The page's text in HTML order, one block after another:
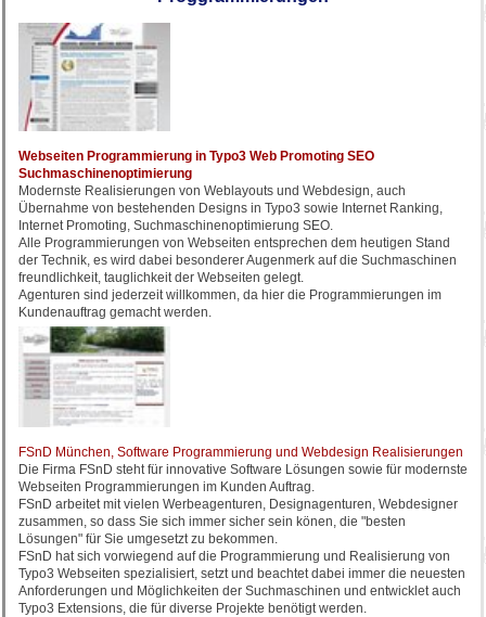
Webseiten Programmierung in Typo3 Web Promoting SEO
Suchmaschinenoptimierung
Modernste Realisierungen von Weblayouts und Webdesign, auch
Übernahme von bestehenden Designs in Typo3 sowie Internet Ranking,
Internet Promoting, Suchmaschinenoptimierung SEO.
Alle Programmierungen von Webseiten entsprechen dem heutigen Stand
der Technik, es wird dabei besonderer Augenmerk auf die Suchmaschinen
freundlichkeit, tauglichkeit der Webseiten gelegt.
Agenturen sind jederzeit willkommen, da hier die Programmierungen im
Kundenauftrag gemacht werden.
FSnD München, Software Programmierung und Webdesign Realisierungen
Die Firma FSnD steht für innovative Software Lösungen sowie für modernste
Webseiten Programmierungen im Kunden Auftrag.
FSnD arbeitet mit vielen Werbeagenturen, Designagenturen, Webdesigner
zusammen, so dass Sie sich immer sicher sein könen, die "besten
Lösungen" für Sie umgesetzt zu bekommen.
FSnD hat sich vorwiegend auf die Programmierung und Realisierung von
Typo3 Webseiten spezialisiert, setzt und beachtet dabei immer die neuesten
Anforderungen und Möglichkeiten der Suchmaschinen und entwicklet auch
Typo3 Extensions, die für diverse Projekte benötigt werden.